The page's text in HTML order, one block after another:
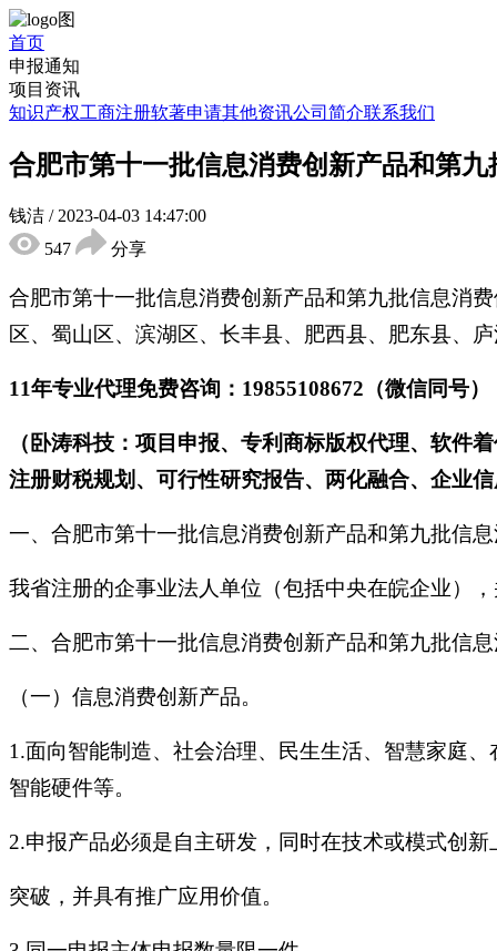
首页
申报通知
项目资讯
知识产权工商注册软著申请其他资讯公司简介联系我们
合肥市第十一批信息消费创新产品和第
钱洁 / 2023-04-03 14:47:00
547
分享
合肥市第十一批信息消费创新产品和第九批信息消
区、蜀山区、滨湖区、长丰县、肥西县、肥东县、
11年专业代理免费咨询：19855108672（微信同号）
（卧涛科技：项目申报、专利商标版权代理、软件
注册财税规划、可行性研究报告、两化融合、企业
一、合肥市第十一批信息消费创新产品和第九批信
我省注册的企事业法人单位（包括中央在皖企业）
二、合肥市第十一批信息消费创新产品和第九批信
（一）信息消费创新产品。
1.面向智能制造、社会治理、民生生活、智慧家庭
智能硬件等。
2.申报产品必须是自主研发，同时在技术或模式创新
突破，并具有推广应用价值。